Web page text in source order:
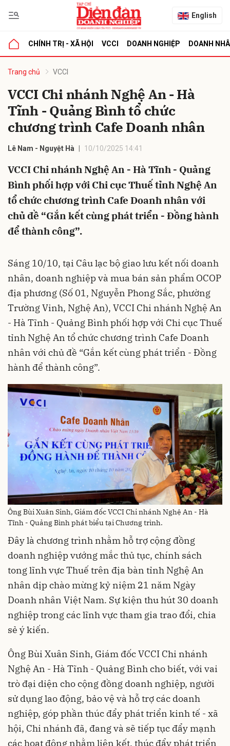
English
CHÍNH TRỊ - XÃ HỘI VCCI DOANH NGHIỆP DOANH
Trang chủ VCCI
VCCI Chi nhánh Nghệ An - Hà
Tĩnh - Quảng Bình tổ chức
chương trình Cafe Doanh nhân
Lê Nam - Nguyệt Hà 10/10/2025 14:41
VCCI Chi nhánh Nghệ An - Hà Tĩnh - Quảng
Bình phối hợp với Chi cục Thuế tỉnh Nghệ An
tổ chức chương trình Cafe Doanh nhân với
chủ đề “Gắn kết cùng phát triển - Đồng hành
để thành công”.
Sáng 10/10, tại Câu lạc bộ giao lưu kết nối doanh
nhân, doanh nghiệp và mua bán sản phẩm OCOP
địa phương (Số 01, Nguyễn Phong Sắc, phường
Trường Vinh, Nghệ An), VCCI Chi nhánh Nghệ An
- Hà Tĩnh - Quảng Bình phối hợp với Chi cục Thuế
tỉnh Nghệ An tổ chức chương trình Cafe Doanh
nhân với chủ đề “Gắn kết cùng phát triển - Đồng
hành để thành công”.
Ông Bùi Xuân Sinh, Giám đốc VCCI Chi nhánh Nghệ An - Hà
Tĩnh - Quảng Bình phát biểu tại Chương trình.
Đây là chương trình nhằm hỗ trợ cộng đồng
doanh nghiệp vướng mắc thủ tục, chính sách
tong lĩnh vực Thuế trên địa bàn tỉnh Nghệ An
nhân dịp chào mừng kỷ niệm 21 năm Ngày
Doanh nhân Việt Nam. Sự kiện thu hút 30 doanh
nghiệp trong các lĩnh vực tham gia trao đổi, chia
sẻ ý kiến.
Ông Bùi Xuân Sinh, Giám đốc VCCI Chi nhánh
Nghệ An - Hà Tĩnh - Quảng Bình cho biết, với vai
trò đại diện cho cộng đồng doanh nghiệp, người
sử dụng lao động, bảo vệ và hỗ trợ các doanh
nghiệp, góp phần thúc đẩy phát triển kinh tế - xã
hội, Chi nhánh đã, đang và sẽ tiếp tục đẩy mạnh
các hoạt động nhằm liên kết, thúc đẩy phát triển
luận
Hủy